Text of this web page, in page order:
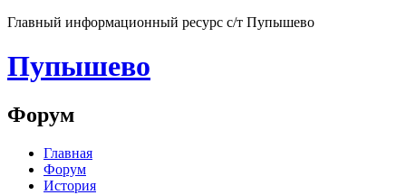
Главный информационный ресурс с/т Пупышево
Пупышево
Форум
Главная
Форум
История